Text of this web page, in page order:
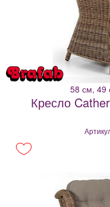
58 см, 49
Кресло